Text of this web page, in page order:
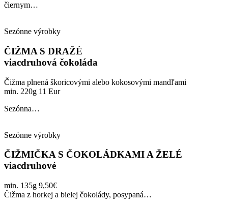
čiernym…
Sezónne výrobky
ČIŽMA S DRAŽÉ
viacdruhová čokoláda
Čižma plnená škoricovými alebo kokosovými mandľami
min. 220g 11 Eur
Sezónna…
Sezónne výrobky
ČIŽMIČKA S ČOKOLÁDKAMI A ŽELÉ
viacdruhové
min. 135g 9,50€
Čižma z horkej a bielej čokolády, posypaná…